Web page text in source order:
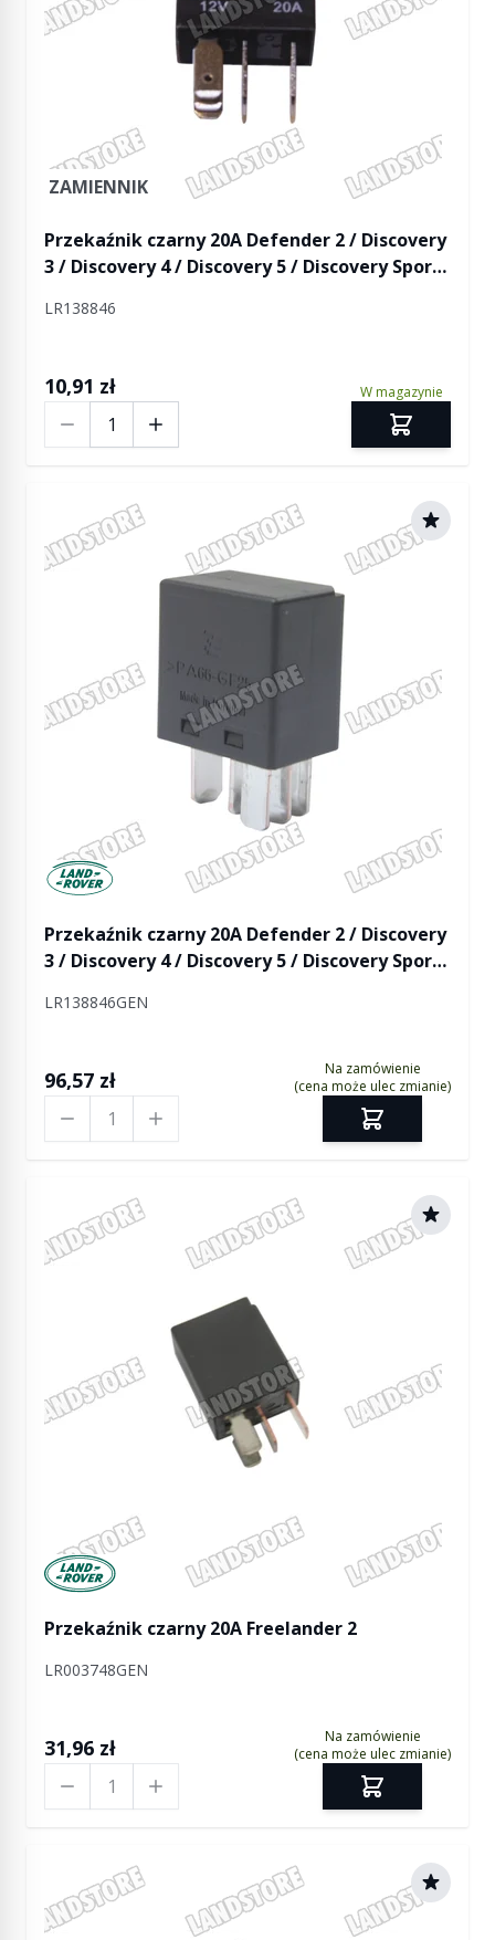
ZAMIENNIK
Przekaźnik czarny 20A Defender 2 / Discovery
3 / Discovery 4 / Discovery 5 / Discovery Sport
Sport od 2014 / RR Evoque / RR Velar
LR138846
10,91 zł W magazynie
Manufactured by Land rover
Przekaźnik czarny 20A Defender 2 / Discovery
3 / Discovery 4 / Discovery 5 / Discovery Sport
Sport od 2014 / RR Evoque / RR Velar
LR138846GEN
96,57 zł
Na zamówienie
(cena może ulec zmianie)
Manufactured by Land rover
Przekaźnik czarny 20A Freelander 2
LR003748GEN
31,96 zł
Na zamówienie
(cena może ulec zmianie)